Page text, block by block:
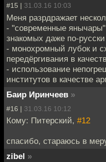
#15 | 31.03.16 10:03
Меня разрдражает
- "современные
знакомых даже по-
- монохромный лубок и
передёргивания в
- использование
институтов в качестве
Баир Иринчеев »
#16 | 31.03.16 10:12
Кому: Питерский, #12
спасибо, стараюсь в
zibel »